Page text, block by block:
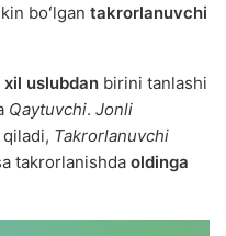
boʻlgan takrorlanuvchi
xil uslubdan birini tanlashi
Qaytuvchi. Jonli
Takrorlanuvchi
takrorlanishda oldinga